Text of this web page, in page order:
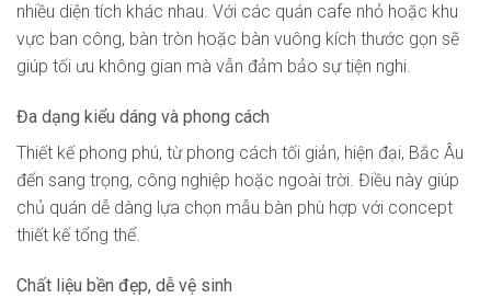
nhiều diện tích khác nhau. Với các quán cafe nhỏ hoặc khu
vực ban công, bàn tròn hoặc bàn vuông kích thước gọn sẽ
giúp tối ưu không gian mà vẫn đảm bảo sự tiện nghi.
Đa dạng kiểu dáng và phong cách
Thiết kế phong phú, từ phong cách tối giản, hiện đại, Bắc Âu
đến sang trọng, công nghiệp hoặc ngoài trời. Điều này giúp
chủ quán dễ dàng lựa chọn mẫu bàn phù hợp với concept
thiết kế tổng thể.
Chất liệu bền đẹp, dễ vệ sinh